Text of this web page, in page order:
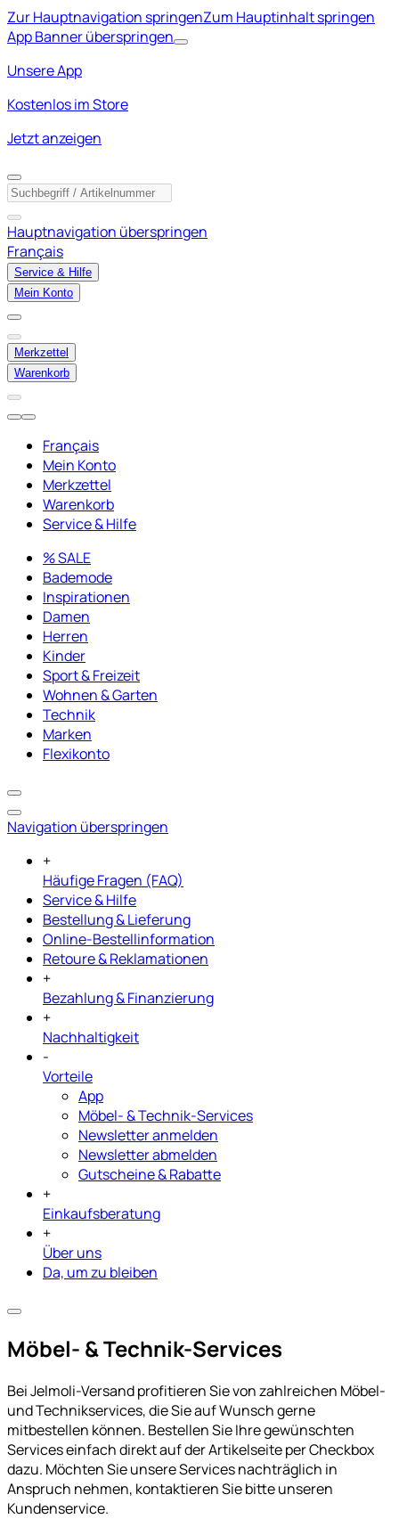
Zur Hauptnavigation springenZum Hauptinhalt springen
App Banner überspringen
Unsere App
Kostenlos im Store
Jetzt anzeigen
Hauptnavigation überspringen
Français
Service & Hilfe
Mein Konto
Merkzettel
Warenkorb
Français
Mein Konto
Merkzettel
Warenkorb
Service & Hilfe
% SALE
Bademode
Inspirationen
Damen
Herren
Kinder
Sport & Freizeit
Wohnen & Garten
Technik
Marken
Flexikonto
Navigation überspringen
+
Häufige Fragen (FAQ)
Service & Hilfe
Bestellung & Lieferung
Online-Bestellinformation
Retoure & Reklamationen
+
Bezahlung & Finanzierung
+
Nachhaltigkeit
-
Vorteile
App
Möbel- & Technik-Services
Newsletter anmelden
Newsletter abmelden
Gutscheine & Rabatte
+
Einkaufsberatung
+
Über uns
Da, um zu bleiben
Möbel- & Technik-Services
Bei Jelmoli-Versand profitieren Sie von zahlreichen Möbel-
und Technikservices, die Sie auf Wunsch gerne
mitbestellen können. Bestellen Sie Ihre gewünschten
Services einfach direkt auf der Artikelseite per Checkbox
dazu. Möchten Sie unsere Services nachträglich in
Anspruch nehmen, kontaktieren Sie bitte unseren
Kundenservice.